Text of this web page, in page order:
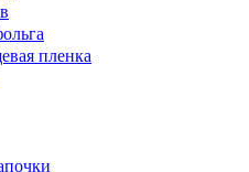
пленка